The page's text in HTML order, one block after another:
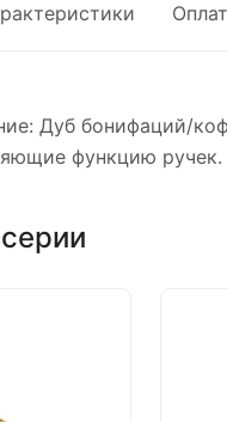
Дуб бонифаций/
функцию ручек.